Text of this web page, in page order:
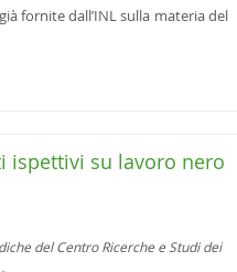
fornite dall’INL sulla materia del
ispettivi su lavoro nero
del Centro Ricerche e Studi dei